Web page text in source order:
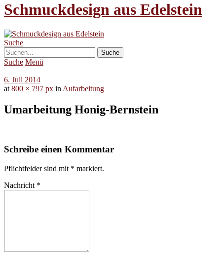
Schmuckdesign aus Edelstein
Suche
Suche Menü
6. Juli 2014
at 800 × 797 px in Aufarbeitung
Umarbeitung Honig-Bernstein
Schreibe einen Kommentar
Pflichtfelder sind mit * markiert.
Nachricht *